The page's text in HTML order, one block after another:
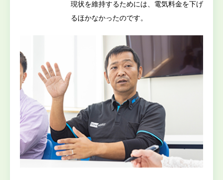
現状を維持するためには、電気料金を下げ
るほかなかったのです。